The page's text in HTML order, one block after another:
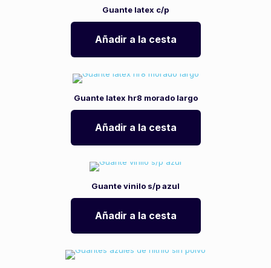
Guante latex c/p
Añadir a la cesta
Guante latex hr8 morado largo
Añadir a la cesta
Guante vinilo s/p azul
Añadir a la cesta